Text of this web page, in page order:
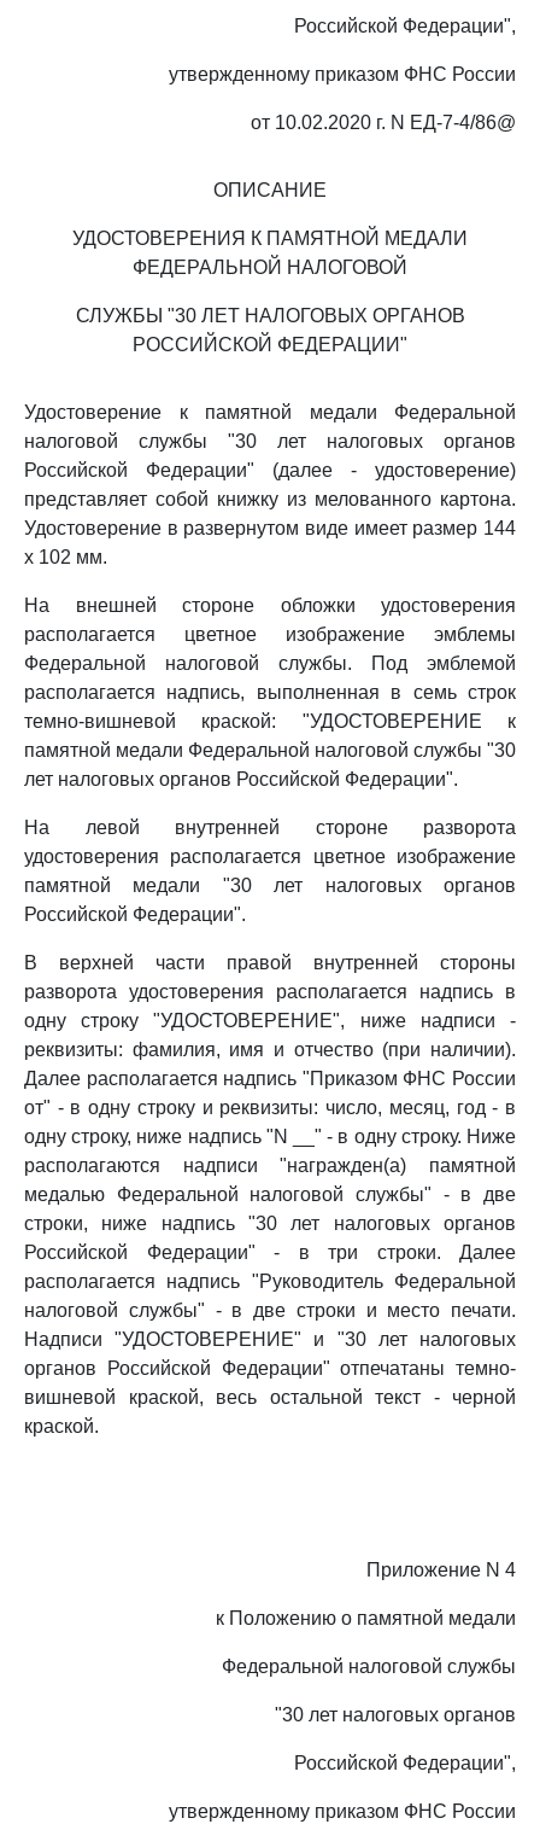
Российской Федерации",
утвержденному приказом ФНС России
от 10.02.2020 г. N ЕД-7-4/86@
ОПИСАНИЕ
УДОСТОВЕРЕНИЯ К ПАМЯТНОЙ МЕДАЛИ
ФЕДЕРАЛЬНОЙ НАЛОГОВОЙ
СЛУЖБЫ "30 ЛЕТ НАЛОГОВЫХ ОРГАНОВ
РОССИЙСКОЙ ФЕДЕРАЦИИ"
Удостоверение к памятной медали Федеральной
налоговой службы "30 лет налоговых органов
Российской Федерации" (далее - удостоверение)
представляет собой книжку из мелованного картона.
Удостоверение в развернутом виде имеет размер 144
x 102 мм.
На внешней стороне обложки удостоверения
располагается цветное изображение эмблемы
Федеральной налоговой службы. Под эмблемой
располагается надпись, выполненная в семь строк
темно-вишневой краской: "УДОСТОВЕРЕНИЕ к
памятной медали Федеральной налоговой службы "30
лет налоговых органов Российской Федерации".
На левой внутренней стороне разворота
удостоверения располагается цветное изображение
памятной медали "30 лет налоговых органов
Российской Федерации".
В верхней части правой внутренней стороны
разворота удостоверения располагается надпись в
одну строку "УДОСТОВЕРЕНИЕ", ниже надписи -
реквизиты: фамилия, имя и отчество (при наличии).
Далее располагается надпись "Приказом ФНС России
от" - в одну строку и реквизиты: число, месяц, год - в
одну строку, ниже надпись "N __" - в одну строку. Ниже
располагаются надписи "награжден(а) памятной
медалью Федеральной налоговой службы" - в две
строки, ниже надпись "30 лет налоговых органов
Российской Федерации" - в три строки. Далее
располагается надпись "Руководитель Федеральной
налоговой службы" - в две строки и место печати.
Надписи "УДОСТОВЕРЕНИЕ" и "30 лет налоговых
органов Российской Федерации" отпечатаны темно-
вишневой краской, весь остальной текст - черной
краской.
Приложение N 4
к Положению о памятной медали
Федеральной налоговой службы
"30 лет налоговых органов
Российской Федерации",
утвержденному приказом ФНС России